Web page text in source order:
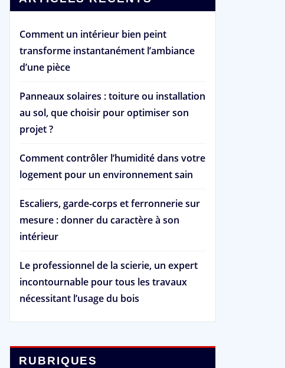
Comment un intérieur bien peint
transforme instantanément l’ambiance
d’une pièce
Panneaux solaires : toiture ou installation
au sol, que choisir pour optimiser son
projet ?
Comment contrôler l’humidité dans votre
logement pour un environnement sain
Escaliers, garde-corps et ferronnerie sur
mesure : donner du caractère à son
intérieur
Le professionnel de la scierie, un expert
incontournable pour tous les travaux
nécessitant l’usage du bois
RUBRIQUES